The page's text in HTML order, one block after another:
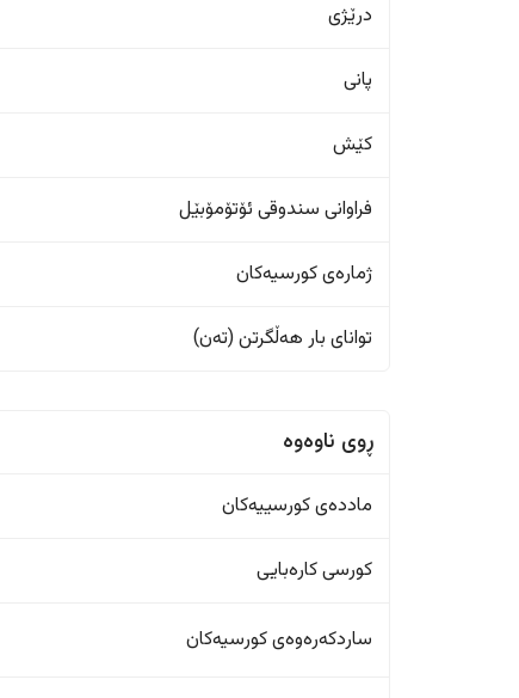
درێژی
پانی
کێش
فراوانی سندوقی ئۆتۆمۆبێل
ژمارەی کورسیەکان
تواناى بار هەڵگرتن (تەن)
ڕوی ناوەوە
ماددەی کورسییەکان
کورسی کارەبایی
ساردکەرەوەی کورسیەکان